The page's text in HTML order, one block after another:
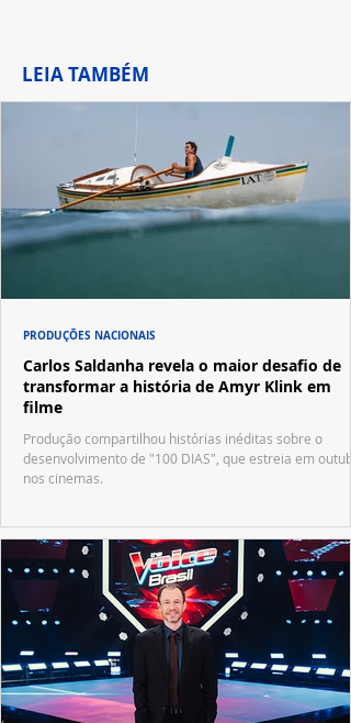
LEIA TAMBÉM
Carlos Saldanha revela o maior desafio de
transformar a história de Amyr Klink em
filme
Produção compartilhou histórias inéditas sobre o
desenvolvimento de "100 DIAS", que estreia em
nos cinemas.
PRODUÇÕES NACIONAIS